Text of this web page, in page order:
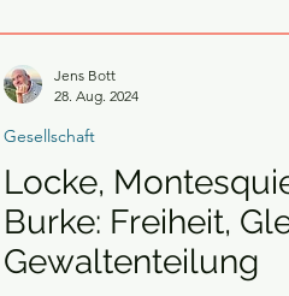
Locke,
Burke: Freiheit,
Gewaltenteilung
Gesellschaft
Jens Bott
28. Aug. 2024